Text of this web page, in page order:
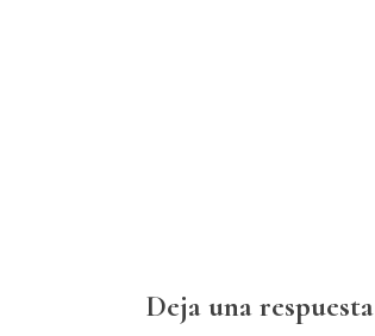
Interacciones
Deja una respuesta